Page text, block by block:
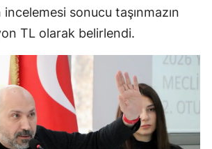
incelemesi sonucu taşınmazın
TL olarak belirlendi.